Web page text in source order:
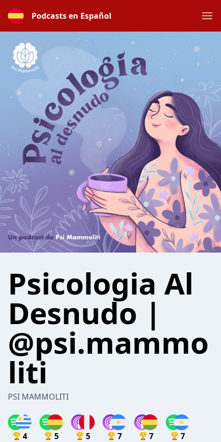
Podcasts en Español
Psicologia Al
Desnudo |
@psi.mammo
liti
PSI MAMMOLITI
4 5 5 7 7 7